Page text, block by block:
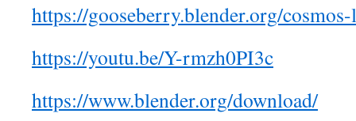
https://gooseberry.blender.org/
https://youtu.be/Y-rmzh0PI3c
https://www.blender.org/download/